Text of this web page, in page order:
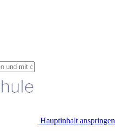
Hauptinhalt anspringen